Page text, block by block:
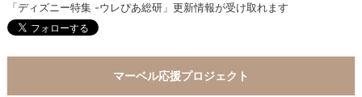
「ディズニー特集 -ウレぴあ総研」更新情報が受け取れます
マーベル応援プロジェクト